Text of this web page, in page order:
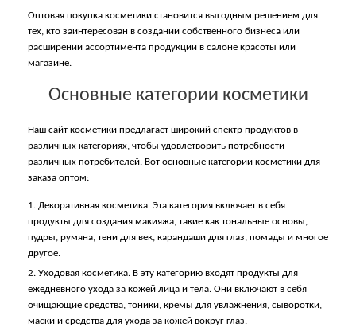
Оптовая покупка косметики становится выгодным решением для
тех, кто заинтересован в создании собственного бизнеса или
расширении ассортимента продукции в салоне красоты или
магазине.
Основные категории косметики
Наш сайт косметики предлагает широкий спектр продуктов в
различных категориях, чтобы удовлетворить потребности
различных потребителей. Вот основные категории косметики для
заказа оптом:
1. Декоративная косметика. Эта категория включает в себя
продукты для создания макияжа, такие как тональные основы,
пудры, румяна, тени для век, карандаши для глаз, помады и многое
другое.
2. Уходовая косметика. В эту категорию входят продукты для
ежедневного ухода за кожей лица и тела. Они включают в себя
очищающие средства, тоники, кремы для увлажнения, сыворотки,
маски и средства для ухода за кожей вокруг глаз.